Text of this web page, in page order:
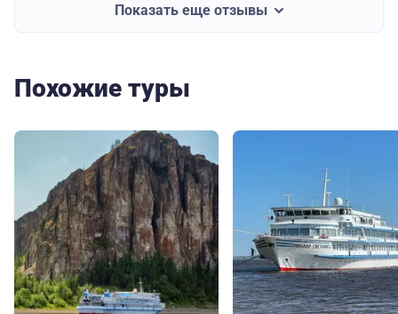
Показать еще отзывы
Похожие туры